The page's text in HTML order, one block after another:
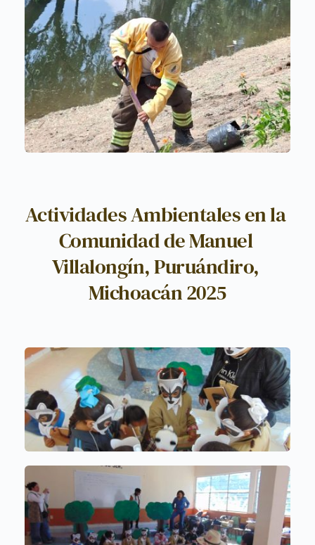
Actividades Ambientales en la
Comunidad de Manuel
Villalongín, Puruándiro,
Michoacán 2025